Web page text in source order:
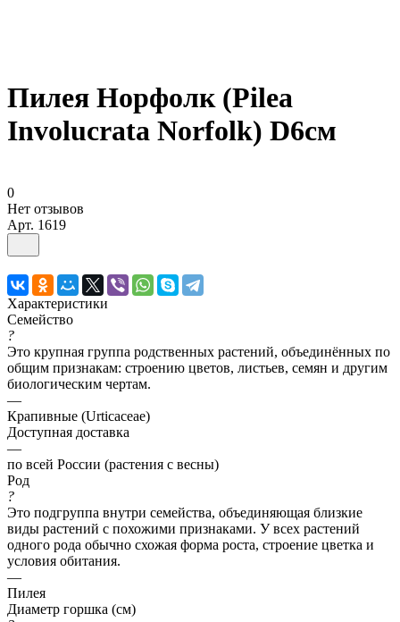
Пилея Норфолк (Pilea
Involucrata Norfolk) D6см
0
Нет отзывов
Арт. 1619
Характеристики
Семейство
?
Это крупная группа родственных растений, объединённых по
общим признакам: строению цветов, листьев, семян и другим
биологическим чертам.
—
Крапивные (Urticaceae)
Доступная доставка
—
по всей России (растения с весны)
Род
?
Это подгруппа внутри семейства, объединяющая близкие
виды растений с похожими признаками. У всех растений
одного рода обычно схожая форма роста, строение цветка и
условия обитания.
—
Пилея
Диаметр горшка (см)